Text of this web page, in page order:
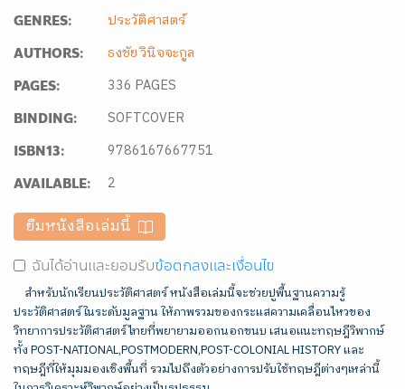
GENRES: ประวัติศาสตร์
AUTHORS: ธงชัย วินิจจะกูล
PAGES: 336 PAGES
BINDING: SOFTCOVER
ISBN13: 9786167667751
AVAILABLE: 2
ยืมหนังสือเล่มนี้
ฉันได้อ่านและยอมรับข้อตกลงและเงื่อนไข
สำหรับนักเรียนประวัติศาสตร์ หนังสือเล่มนี้จะช่วยปูพื้นฐานความรู้
ประวัติศาสตร์ในระดับมูลฐาน ให้ภาพรวมของกระแสความเคลื่อนไหวของ
วิทยาการประวัติศาสตร์ไทยที่พยายามออกนอกขนบ เสนอแนะทฤษฎีวิพากษ์
ทั้ง POST-NATIONAL,POSTMODERN,POST-COLONIAL HISTORY และ
ทฤษฎีที่ให้มุมมองเชิงพื้นที่ รวมไปถึงตัวอย่างการปรับใช้ทฤษฎีต่างๆเหล่านี้